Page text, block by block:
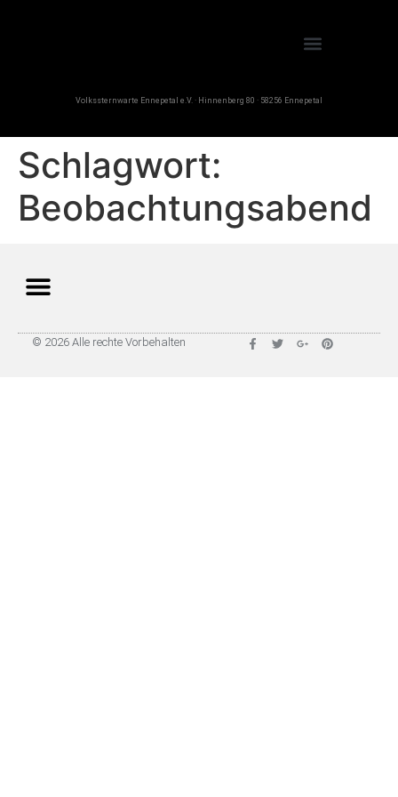
Volkssternwarte Ennepetal e.V. · Hinnenberg 80 · 58256 Ennepetal
Schlagwort:
Beobachtungsabend
© 2026 Alle rechte Vorbehalten